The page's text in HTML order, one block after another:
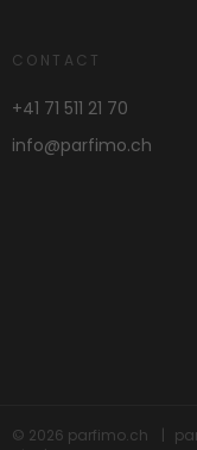
CONTACT
+41 71 511 21 70
info@parfimo.ch
© 2026 parfimo.ch